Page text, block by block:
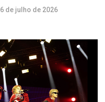
6 de julho de 2026